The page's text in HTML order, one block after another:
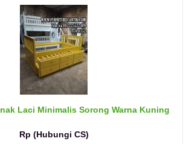
Laci Minimalis Sorong Warna Kuning
Rp (Hubungi CS)